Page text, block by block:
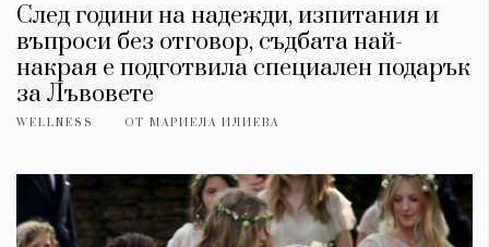
След години на надежди, изпитания и
въпроси без отговор, съдбата най-
накрая е подготвила специален подарък
за Лъвовете
WELLNESS ОТ МАРИЕЛА ИЛИЕВА